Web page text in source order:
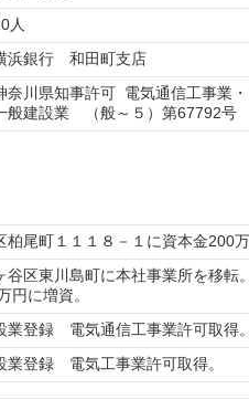
人
浜銀行 和田町支店
奈川県知事許可 電気通信工事業
般建設業 （般～５）第67792号
柏尾町１１１８－１に資本金200
谷区東川島町に本社事業所を移転。
円に増資。
業登録 電気通信工事業許可取得。
業登録 電気工事業許可取得。